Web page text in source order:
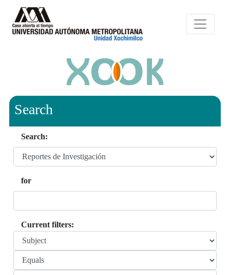
Search
Search:
for
Current filters: